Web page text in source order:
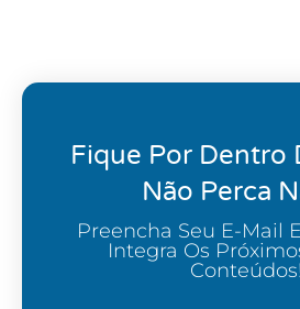
Fique Por Dentro
Não Perca
Preencha Seu E-Mail
Integra Os
Conteúdos!